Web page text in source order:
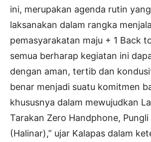
ini, merupakan agenda rutin
laksanakan dalam rangka
pemasyarakatan maju + 1 Back
semua berharap kegiatan ini
dengan aman, tertib dan
benar menjadi suatu komitmen
khususnya dalam mewujudkan
Tarakan Zero Handphone,
(Halinar),” ujar Kalapas dalam